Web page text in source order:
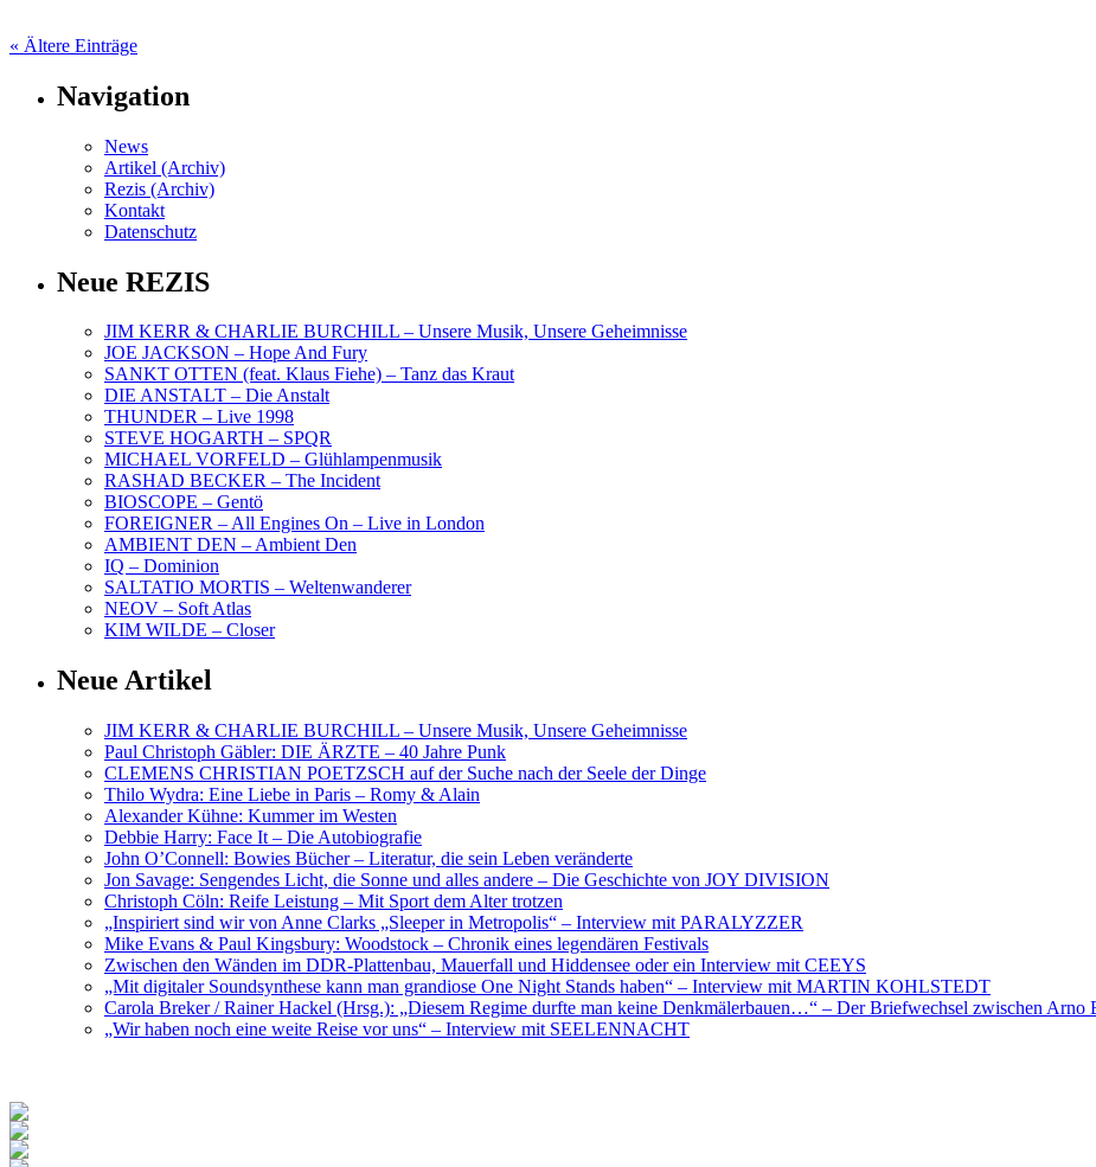
« Ältere Einträge
Navigation
News
Artikel (Archiv)
Rezis (Archiv)
Kontakt
Datenschutz
Neue REZIS
JIM KERR & CHARLIE BURCHILL – Unsere Musik, Unsere Geheimnisse
JOE JACKSON – Hope And Fury
SANKT OTTEN (feat. Klaus Fiehe) – Tanz das Kraut
DIE ANSTALT – Die Anstalt
THUNDER – Live 1998
STEVE HOGARTH – SPQR
MICHAEL VORFELD – Glühlampenmusik
RASHAD BECKER – The Incident
BIOSCOPE – Gentö
FOREIGNER – All Engines On – Live in London
AMBIENT DEN – Ambient Den
IQ – Dominion
SALTATIO MORTIS – Weltenwanderer
NEOV – Soft Atlas
KIM WILDE – Closer
Neue Artikel
JIM KERR & CHARLIE BURCHILL – Unsere Musik, Unsere Geheimnisse
Paul Christoph Gäbler: DIE ÄRZTE – 40 Jahre Punk
CLEMENS CHRISTIAN POETZSCH auf der Suche nach der Seele der Dinge
Thilo Wydra: Eine Liebe in Paris – Romy & Alain
Alexander Kühne: Kummer im Westen
Debbie Harry: Face It – Die Autobiografie
John O’Connell: Bowies Bücher – Literatur, die sein Leben veränderte
Jon Savage: Sengendes Licht, die Sonne und alles andere – Die Geschichte von JOY DIVISION
Christoph Cöln: Reife Leistung – Mit Sport dem Alter trotzen
„Inspiriert sind wir von Anne Clarks „Sleeper in Metropolis“ – Interview mit PARALYZZER
Mike Evans & Paul Kingsbury: Woodstock – Chronik eines legendären Festivals
Zwischen den Wänden im DDR-Plattenbau, Mauerfall und Hiddensee oder ein Interview mit CEEYS
„Mit digitaler Soundsynthese kann man grandiose One Night Stands haben“ – Interview mit MARTIN KOHLSTEDT
Carola Breker / Rainer Hackel (Hrsg.): „Diesem Regime durfte man keine Denkmälerbauen…“ – Der Briefwechsel zwischen Arno
„Wir haben noch eine weite Reise vor uns“ – Interview mit SEELENNACHT